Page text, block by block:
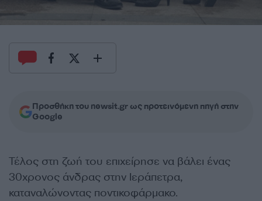
Προσθήκη του newsit.gr ως προτεινόμενη πηγή στην
Google
Τέλος στη ζωή του επιχείρησε να βάλει ένας
30χρονος άνδρας στην Ιεράπετρα,
καταναλώνοντας ποντικοφάρμακο.